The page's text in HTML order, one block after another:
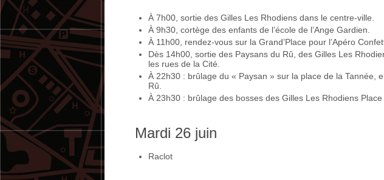
À 7h00, sortie des Gilles Les Rhodiens dans le centre-ville.
À 9h30, cortège des enfants de l’école de l’Ange Gardien.
À 11h00, rendez-vous sur la Grand’Place pour l’Apéro
Dès 14h00, sortie des Paysans du Rû, des Gilles Les
les rues de la Cité.
À 22h30 : brûlage du « Paysan » sur la place de la Tannée,
Rû.
À 23h30 : brûlage des bosses des Gilles Les Rhodiens
Mardi 26 juin
Raclot